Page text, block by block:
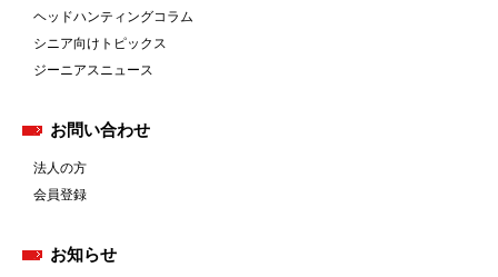
ヘッドハンティングコラム
シニア向けトピックス
ジーニアスニュース
お問い合わせ
法人の方
会員登録
お知らせ